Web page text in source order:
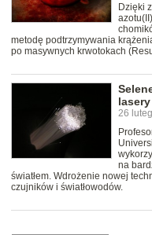
Dzięki
metodę podtrzymywania
po masywnych krwotokach
lasery
26
na
światłem. Wdrożenie nowej
czujników i światłowodów.